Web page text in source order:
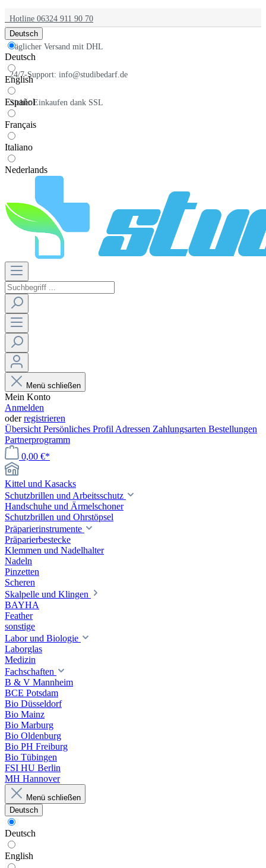
Hotline 06324 911 90 70
Täglicher Versand mit DHL
24/7-Support: info@studibedarf.de
Sicher Einkaufen dank SSL
Deutsch
Deutsch
English
Español
Français
Italiano
Nederlands
Menü schließen
Mein Konto
Anmelden
oderregistrieren
Übersicht Persönliches Profil Adressen Zahlungsarten Bestellungen
Partnerprogramm
0,00 €*
Kittel und Kasacks
Schutzbrillen und Arbeitsschutz
Handschuhe und Ärmelschoner
Schutzbrillen und Ohrstöpsel
Präparierinstrumente
Präparierbestecke
Klemmen und Nadelhalter
Nadeln
Pinzetten
Scheren
Skalpelle und Klingen
BAYHA
Feather
sonstige
Labor und Biologie
Laborglas
Medizin
Fachschaften
B & V Mannheim
BCE Potsdam
Bio Düsseldorf
Bio Mainz
Bio Marburg
Bio Oldenburg
Bio PH Freiburg
Bio Tübingen
FSI HU Berlin
MH Hannover
Menü schließen
Deutsch
Deutsch
English